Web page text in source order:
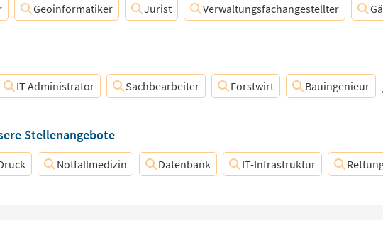
Geoinformatiker Jurist Verwaltungsfachangestellter
IT Administrator Sachbearbeiter Forstwirt Bauingenieur
Stellenangebote
Notfallmedizin Datenbank IT-Infrastruktur